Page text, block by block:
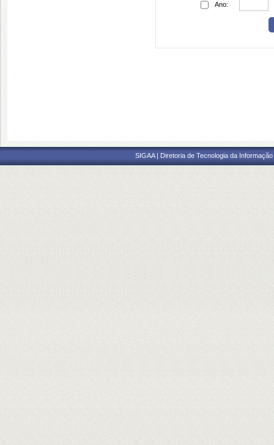
Ano:
SIGAA | Diretoria de Tecnologia da